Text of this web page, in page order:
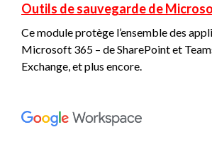
Outils de sauvegarde de
Ce module protège l’ensemble des
Microsoft 365 – de SharePoint et
Exchange, et plus encore.